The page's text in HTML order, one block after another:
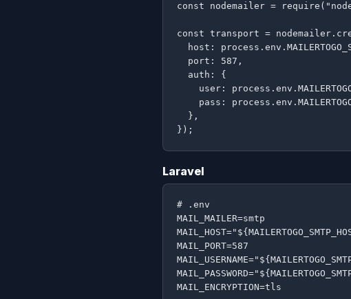
const nodemailer =
const transport =
host:
  port: 587,
  auth: {
user:
pass:
  },
});
Laravel
# .env
MAIL_MAILER=smtp
MAIL_PORT=587
MAIL_ENCRYPTION=tls